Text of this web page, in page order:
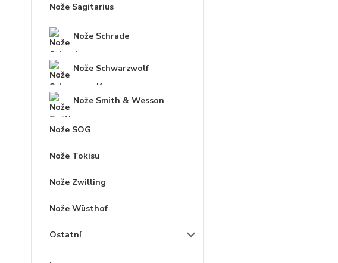
Nože Sagitarius
Nože Schrade
Nože Schwarzwolf
Nože Smith & Wesson
Nože SOG
Nože Tokisu
Nože Zwilling
Nože Wüsthof
Ostatní